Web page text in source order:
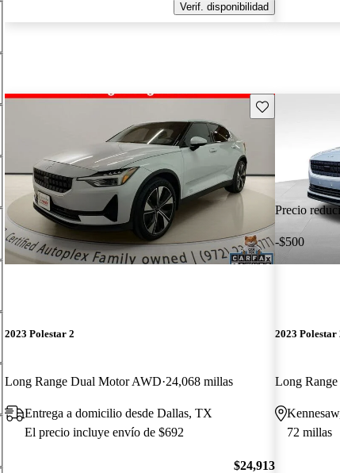
Verif. disponibilidad
Guarda este Aviso
2023 Polestar 2
Long Range Dual Motor AWD 24,068 millas
Entrega a domicilio desde Dallas, TX
El precio incluye envío de $692
$24,913
Precio
-$500
2023 Polestar
Long
72 millas